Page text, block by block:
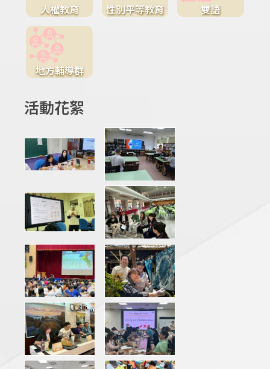
人權教育 性別平等教育 雙語
地方輔導群
活動花絮